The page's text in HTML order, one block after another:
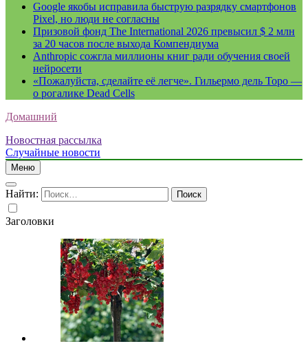
Google якобы исправила быструю разрядку смартфонов
Pixel, но люди не согласны
Призовой фонд The International 2026 превысил $ 2 млн
за 20 часов после выхода Компендиума
Anthropic сожгла миллионы книг ради обучения своей
нейросети
«Пожалуйста, сделайте её легче». Гильермо дель Торо —
о рогалике Dead Cells
Домашний
Новостная рассылка
Случайные новости
Меню
Найти:
Заголовки